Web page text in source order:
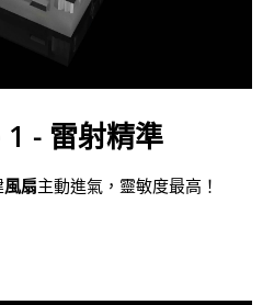
- 雷射精準
風扇主動進氣，靈敏度最高！